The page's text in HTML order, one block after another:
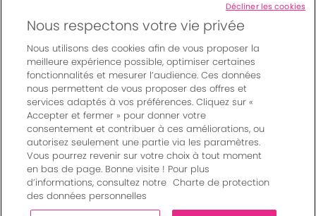
Suivez-nous
© Bordeaux Events And More | Rue Jean Samazeuilh - CS
20088 - 33070 Bordeaux cedex - France
Mentions légales|
Règlement général des manifestations
Un événement organisé par Bordeaux Events And More
Charte de protection des données personnelles
Nous respectons votre vie privée
Nous utilisons des cookies afin de vous proposer la
meilleure expérience possible, optimiser certaines
fonctionnalités et mesurer l’audience. Ces données
nous permettent de vous proposer des offres et
services adaptés à vos préférences. Cliquez sur «
Accepter et fermer » pour donner votre
consentement et contribuer à ces améliorations, ou
autorisez seulement une partie via les paramètres.
Vous pourrez revenir sur votre choix à tout moment
en bas de page. Bonne visite ! Pour plus
d’informations, consultez notre Charte de protection
des données personnelles
Décliner les cookies